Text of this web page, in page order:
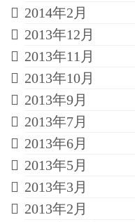
2014年2月
2013年12月
2013年11月
2013年10月
2013年9月
2013年7月
2013年6月
2013年5月
2013年3月
2013年2月